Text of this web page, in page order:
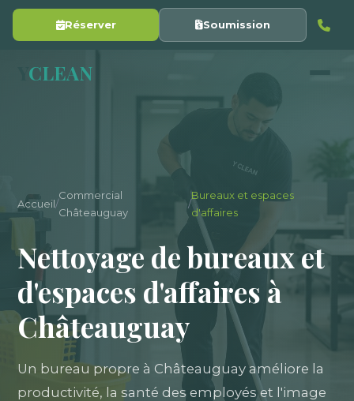
Réserver Soumission
CLEAN
Accueil/
Commercial
Châteauguay
/
Bureaux et espaces
d'affaires
Nettoyage de bureaux et
d'espaces d'affaires à
Châteauguay
Un bureau propre à Châteauguay améliore la
productivité, la santé des employés et l'image